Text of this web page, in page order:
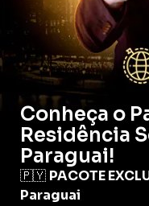
Conheça o
Residência
Paraguai!
🇵🇾 PACOTE
Paraguai